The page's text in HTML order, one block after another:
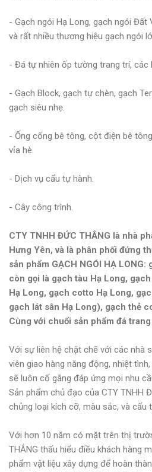
- Gạch ngói Hạ Long, gạch ngói Đất
và rất nhiều thương hiệu gạch ngói
- Đá tự nhiên ốp tường trang trí, các
- Gạch Block, gạch tự chèn, gạch
gạch siêu nhẹ.
- Ống cống bê tông, cột điện bê
vỉa hè.
- Dịch vụ cẩu tự hành.
- Cây công trình.
CTY TNHH ĐỨC THẮNG là nhà
Hưng Yên, và là phân phối đứng
sản phẩm GẠCH NGÓI HẠ
còn gọi là gạch tàu Hạ Long,
Hạ Long, gạch cotto Hạ Long,
gạch lát sân Hạ Long), gạch thẻ
Cùng với chuổi sản phẩm đá
Với sự liên hệ chặt chẽ với các nhà
viên giao hàng năng động, nhiệt
sẽ luôn cố gắng đáp ứng mọi nhu
Sản phẩm chủ đạo của CTY TNHH
chủng loại kích cỡ, màu sắc, và cấu
Với hơn 10 năm có mặt trên thị
THẮNG thấu hiểu điều khách hàng
phẩm vật liệu xây dựng để hoàn